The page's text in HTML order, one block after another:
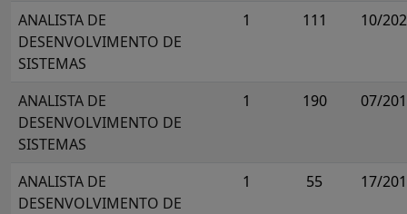
ANALISTA DE
DESENVOLVIMENTO DE
SISTEMAS
1 111 10/
ANALISTA DE
DESENVOLVIMENTO DE
SISTEMAS
1 190 07/
ANALISTA DE
DESENVOLVIMENTO DE
1 55 17/